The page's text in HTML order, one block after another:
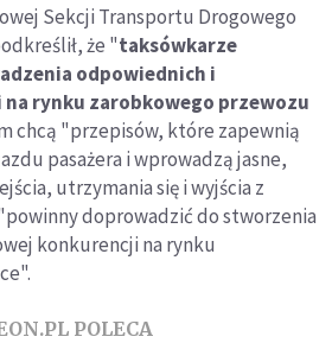
Sekcji Transportu Drogowego
że "taksówkarze
odpowiednich i
rynku zarobkowego przewozu
chcą "przepisów, które zapewnią
pasażera i wprowadzą jasne,
utrzymania się i wyjścia z
doprowadzić do stworzenia
konkurencji na rynku
POLECA